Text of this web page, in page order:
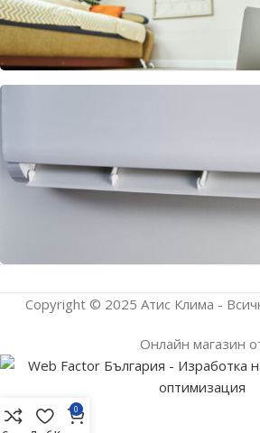
Copyright © 2025 Атис Клима -
Онлайн магазин
0